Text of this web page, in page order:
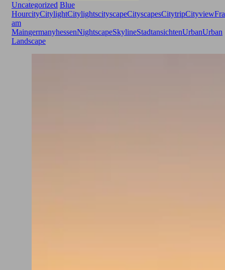
Uncategorized Blue
HourcityCitylightCitylightscityscapeCityscapesCitytripCityview
am
MaingermanyhessenNightscapeSkylineStadtansichtenUrbanUrban
Landscape